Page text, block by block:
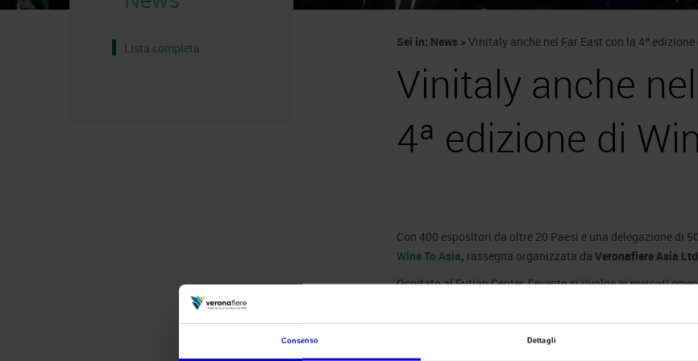
Consenso Dettagli
Lista completa Sei in: News >Vinitaly anche nel Far East con la 4ª
Vinitaly anche
4ª edizione di
Con 400 espositori da oltre 20 Paesi e una delegazione di
Wine To Asia, rassegna organizzata da Veronafiere Asia Ltd
Ospitato al Futian Center, l’evento si rivolge ai mercati
del Sud, Vietnam, Indonesia, Taiwan, Hong Kong e
comparto wine&spirits.
In fiera sono attesi circa 15mila operatori professionali